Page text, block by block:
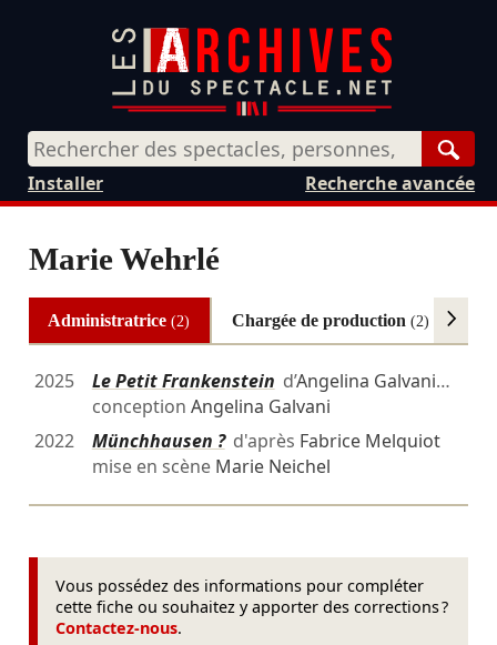
Recherche avancée
Installer
Marie Wehrlé
Administratrice(2) Chargée de production (2)
2025 Le Petit Frankenstein d’Angelina Galvani…
conception Angelina Galvani
2022
Münchhausen ?d'après Fabrice Melquiot
mise en scène Marie Neichel
Vous possédez des informations pour compléter
cette fiche ou souhaitez y apporter des corrections ?
Contactez-nous.